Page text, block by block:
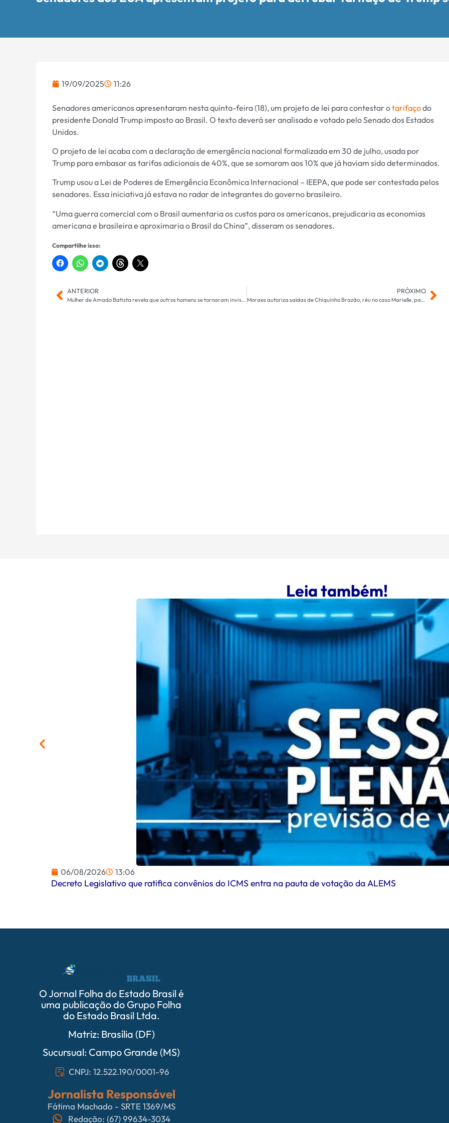
19/09/2025 11:26
Senadores americanos apresentaram nesta quinta-feira (18), um projeto de lei para contestar otarifaçodo
presidente Donald Trump imposto ao Brasil. O texto deverá ser analisado e votado pelo Senado dos Estados
Unidos.
O projeto de lei acaba com a declaração de emergência nacional formalizada em 30 de julho, usada por
Trump para embasar as tarifas adicionais de 40%, que se somaram aos 10% que já haviam sido determinados.
Trump usou a Lei de Poderes de Emergência Econômica Internacional – IEEPA, que pode ser contestada pelos
senadores. Essa iniciativa já estava no radar de integrantes do governo brasileiro.
“Uma guerra comercial com o Brasil aumentaria os custos para os americanos, prejudicaria as economias
americana e brasileira e aproximaria o Brasil da China”, disseram os senadores.
Compartilhe isso:
ANTERIOR
Mulher de Amado Batista revela que outros homens se tornaram invisíveis após conhecer cantor
PRÓXIMO
Moraes autoriza saídas de Chiquinho Brazão, réu no caso Marielle, para fazer exercícios
Leia também!
06/08/2026 13:06
Decreto Legislativo que ratifica convênios do ICMS entra na pauta de votação da ALEMS
O Jornal Folha do Estado Brasil é
uma publicação do Grupo Folha
do Estado Brasil Ltda.
Matriz: Brasília (DF)
Sucursual: Campo Grande (MS)
CNPJ: 12.522.190/0001-96
Jornalista Responsável
Fátima Machado - SRTE 1369/MS
Redação: (67) 99634-3034